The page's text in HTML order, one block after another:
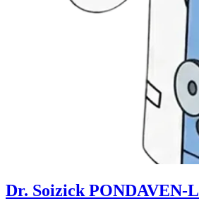
Dr. Soizick PONDAVEN-